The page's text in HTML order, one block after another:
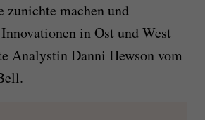
zunichte machen und
in Ost und West
Analystin Danni Hewson vom